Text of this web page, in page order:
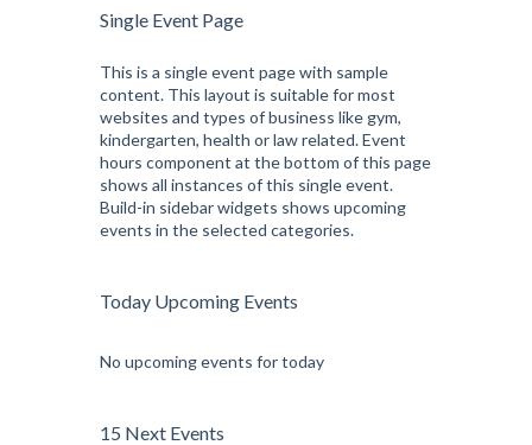
Beginners
Kevin Nomak
Intermediate
Kevin Nomak
Single Event Page
This is a single event page with sample
content. This layout is suitable for most
websites and types of business like gym,
kindergarten, health or law related. Event
hours component at the bottom of this page
shows all instances of this single event.
Build-in sidebar widgets shows upcoming
events in the selected categories.
Today Upcoming Events
No upcoming events for today
15 Next Events